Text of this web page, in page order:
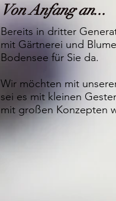
Von Anfang an...
Bereits in dritter
mit Gärtnerei und
Bodensee für Sie da.
Wir möchten mit
sei es mit kleinen
mit großen Konzepten